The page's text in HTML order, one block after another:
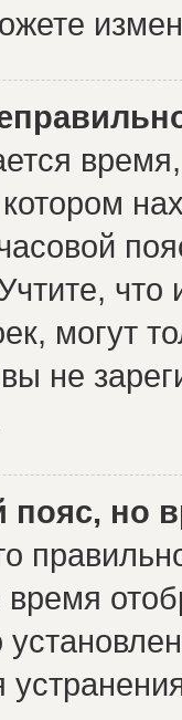
что
могут
не
пояс, но
время